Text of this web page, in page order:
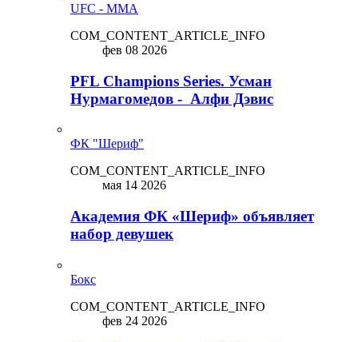
UFC - MMA
COM_CONTENT_ARTICLE_INFO
фев 08 2026
PFL Champions Series. Усман
Нурмагомедов - Алфи Дэвис
ФК "Шериф"
COM_CONTENT_ARTICLE_INFO
мая 14 2026
Академия ФК «Шериф» объявляет
набор девушек
Бокс
COM_CONTENT_ARTICLE_INFO
фев 24 2026